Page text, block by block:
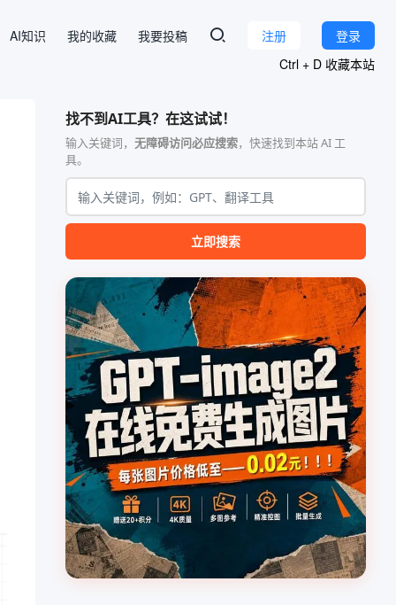
登录
注册
AI知识 我的收藏
我要投稿
Ctrl + D 收藏本站
找不到AI工具？在这试试！
输入关键词， 无障碍访问必应搜索，快速找到本站 AI 工
具。
立即搜索